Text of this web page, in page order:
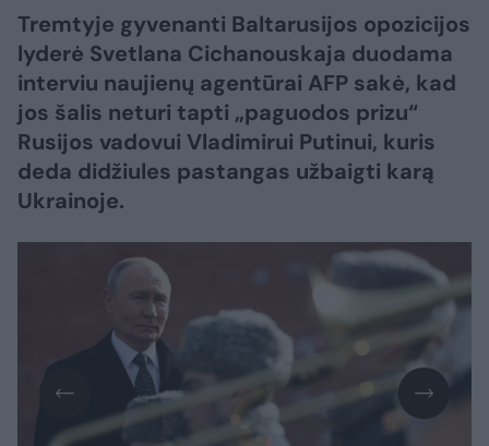
Tremtyje gyvenanti Baltarusijos opozicijos
lyderė Svetlana Cichanouskaja duodama
interviu naujienų agentūrai AFP sakė, kad
jos šalis neturi tapti „paguodos prizu“
Rusijos vadovui Vladimirui Putinui, kuris
deda didžiules pastangas užbaigti karą
Ukrainoje.